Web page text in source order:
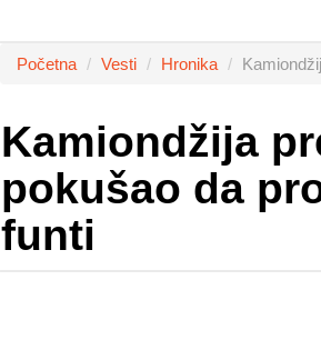
Početna Vesti Hronika
Kamiondžija
pokušao da
funti